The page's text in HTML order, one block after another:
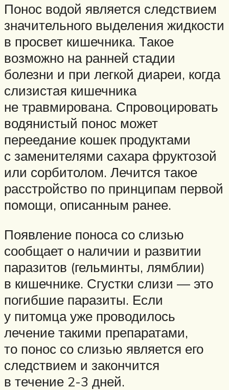
Понос водой является следствием
значительного выделения жидкости
в просвет кишечника. Такое
возможно на ранней стадии
болезни и при легкой диареи, когда
слизистая кишечника
не травмирована. Спровоцировать
водянистый понос может
переедание кошек продуктами
с заменителями сахара фруктозой
или сорбитолом. Лечится такое
расстройство по принципам первой
помощи, описанным ранее.
Появление поноса со слизью
сообщает о наличии и развитии
паразитов (гельминты, лямблии)
в кишечнике. Сгустки слизи — это
погибшие паразиты. Если
у питомца уже проводилось
лечение такими препаратами,
то понос со слизью является его
следствием и закончится
в течение 2-3 дней.